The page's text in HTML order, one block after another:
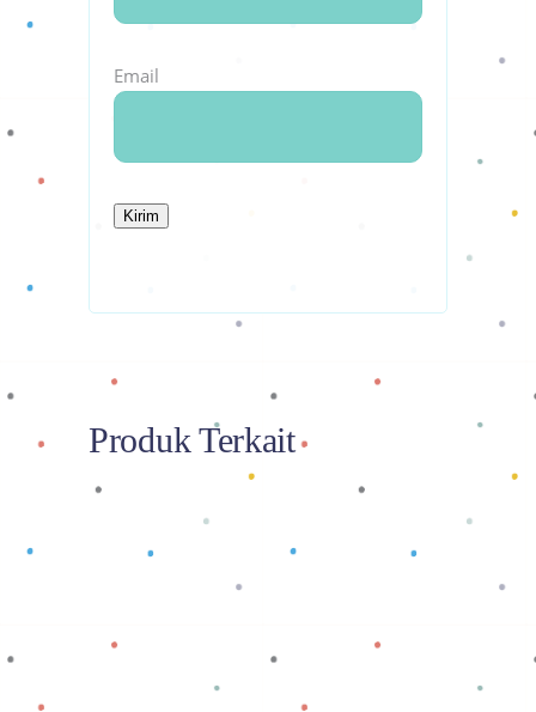
Email
Produk Terkait
Baca selengkapnya